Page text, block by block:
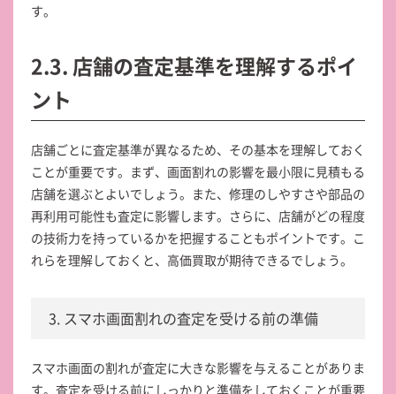
す。
2.3. 店舗の査定基準を理解するポイ
ント
店舗ごとに査定基準が異なるため、その基本を理解しておく
ことが重要です。まず、画面割れの影響を最小限に見積もる
店舗を選ぶとよいでしょう。また、修理のしやすさや部品の
再利用可能性も査定に影響します。さらに、店舗がどの程度
の技術力を持っているかを把握することもポイントです。こ
れらを理解しておくと、高価買取が期待できるでしょう。
3. スマホ画面割れの査定を受ける前の準備
スマホ画面の割れが査定に大きな影響を与えることがありま
す。査定を受ける前にしっかりと準備をしておくことが重要